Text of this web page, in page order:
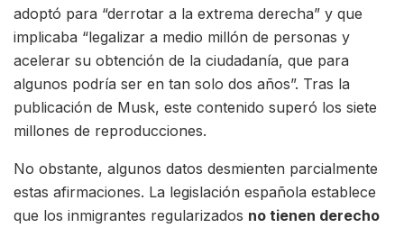
adoptó para “derrotar a la extrema derecha” y que
implicaba “legalizar a medio millón de personas y
acelerar su obtención de la ciudadanía, que para
algunos podría ser en tan solo dos años”. Tras la
publicación de Musk, este contenido superó los siete
millones de reproducciones.
No obstante, algunos datos desmienten parcialmente
estas afirmaciones. La legislación española establece
que los inmigrantes regularizados no tienen derecho